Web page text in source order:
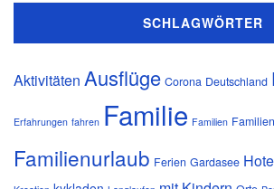
SCHLAGWÖRTER
Aktivitäten Ausflüge Corona Deutschland
Erfahrungen fahren Familie Familien
Familienurlaub Ferien Gardasee